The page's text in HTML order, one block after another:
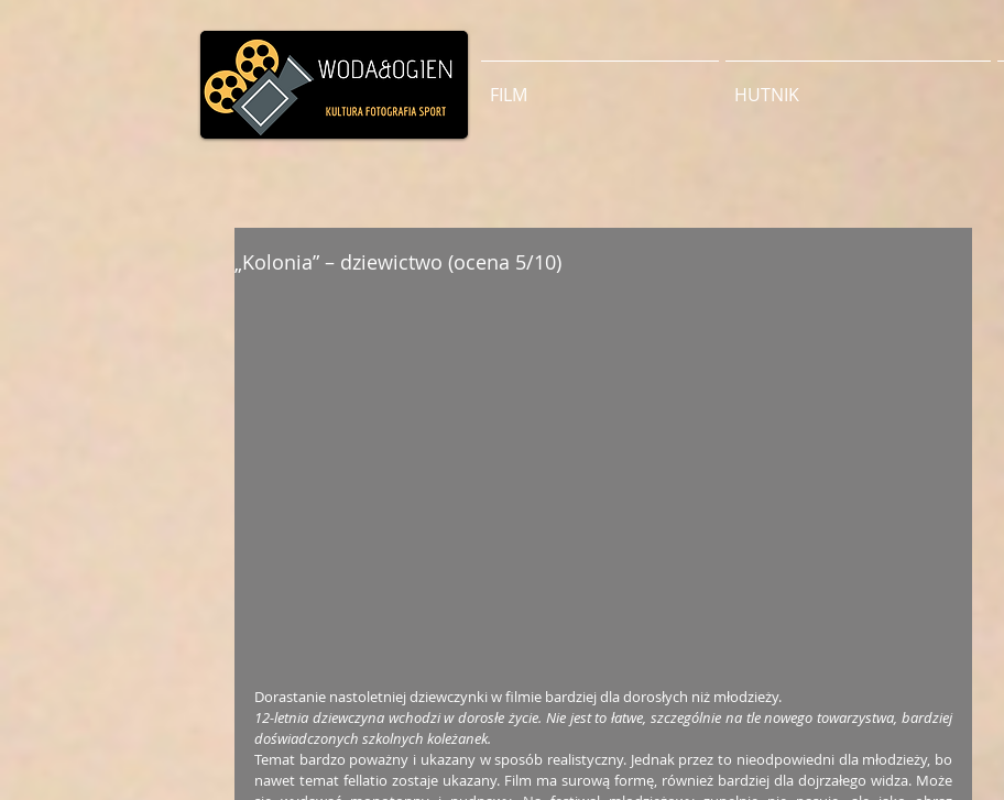
FILM HUTNIK
„Kolonia” – dziewictwo (ocena 5/10)
Dorastanie nastoletniej dziewczynki w filmie bardziej dla dorosłych niż młodzieży.
12-letnia dziewczyna wchodzi w dorosłe życie. Nie jest to łatwe, szczególnie na tle nowego towarzystwa, bardziej
doświadczonych szkolnych koleżanek.
Temat bardzo poważny i ukazany w sposób realistyczny. Jednak przez to nieodpowiedni dla młodzieży, bo
nawet temat fellatio zostaje ukazany. Film ma surową formę, również bardziej dla dojrzałego widza. Może